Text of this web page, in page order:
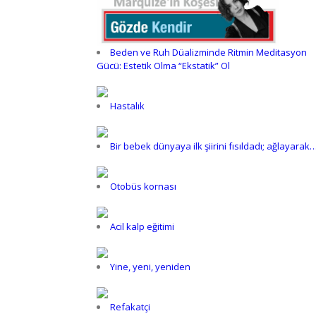
Beden ve Ruh Düalizminde Ritmin Meditasyon
Gücü: Estetik Olma “Ekstatik” Ol
Hastalık
Bir bebek dünyaya ilk şiirini fısıldadı;
Otobüs kornası
Acil kalp eğitimi
Yine, yeni, yeniden
Refakatçi